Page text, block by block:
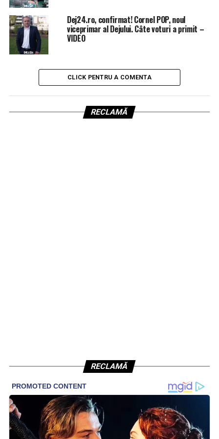
Dej24.ro, confirmat! Cornel POP, noul
viceprimar al Dejului. Câte voturi a primit –
VIDEO
CLICK PENTRU A COMENTA
RECLAMĂ
RECLAMĂ